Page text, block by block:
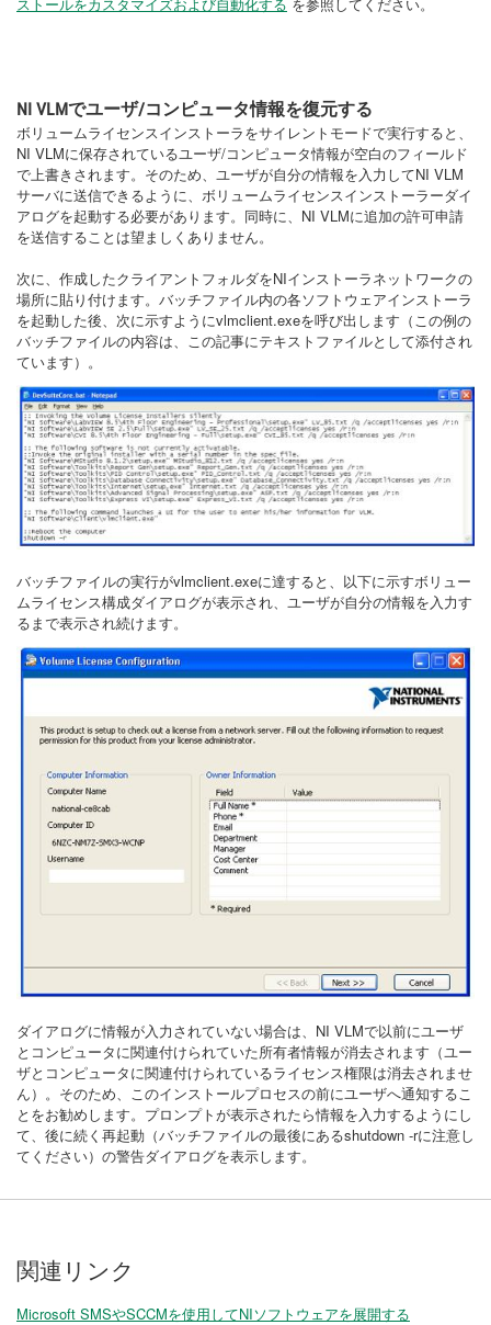
NI VLMでユーザ/コンピュータ情報を復元する
ボリュームライセンスインストーラをサイレントモードで実行すると、
NI VLMに保存されているユーザ/コンピュータ情報が空白のフィールド
で上書きされます。そのため、ユーザが自分の情報を入力してNI VLM
サーバに送信できるように、ボリュームライセンスインストーラーダイ
アログを起動する必要があります。同時に、NI VLMに追加の許可申請
を送信することは望ましくありません。
次に、作成したクライアントフォルダをNIインストーラネットワークの
場所に貼り付けます。バッチファイル内の各ソフトウェアインストーラ
を起動した後、次に示すようにvlmclient.exeを呼び出します（この例の
バッチファイルの内容は、この記事にテキストファイルとして添付され
ています）。
バッチファイルの実行がvlmclient.exeに達すると、以下に示すボリュー
ムライセンス構成ダイアログが表示され、ユーザが自分の情報を入力す
るまで表示され続けます。
ダイアログに情報が入力されていない場合は、NI VLMで以前にユーザ
とコンピュータに関連付けられていた所有者情報が消去されます（ユー
ザとコンピュータに関連付けられているライセンス権限は消去されませ
ん）。そのため、このインストールプロセスの前にユーザへ通知するこ
とをお勧めします。プロンプトが表示されたら情報を入力するようにし
て、後に続く再起動（バッチファイルの最後にあるshutdown -rに注意し
てください）の警告ダイアログを表示します。
関連リンク
Microsoft SMSやSCCMを使用してNIソフトウェアを展開する